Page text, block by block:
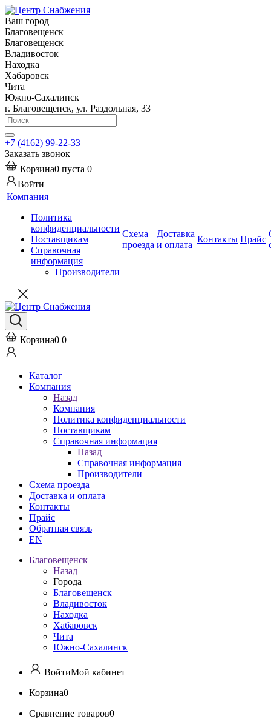
Ваш город
Благовещенск
Благовещенск
Владивосток
Находка
Хабаровск
Чита
Южно-Сахалинск
г. Благовещенск, ул. Раздольная, 33
+7 (4162) 99-22-33
Заказать звонок
Корзина0 пуста 0
Войти
Компания
Политика
конфиденциальности
Поставщикам
Справочная
информация
Производители
Схема
проезда
Доставка
и оплата
Контакты Прайс
Корзина0 0
Каталог
Компания
Назад
Компания
Политика конфиденциальности
Поставщикам
Справочная информация
Назад
Справочная информация
Производители
Схема проезда
Доставка и оплата
Контакты
Прайс
Обратная связь
EN
Благовещенск
Назад
Города
Благовещенск
Владивосток
Находка
Хабаровск
Чита
Южно-Сахалинск
ВойтиМой кабинет
Корзина0
Сравнение товаров0